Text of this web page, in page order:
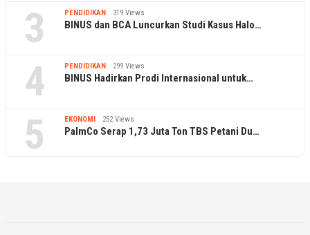
3 PENDIDIKAN 319 Views
BINUS dan BCA Luncurkan Studi Kasus Halo…
4 PENDIDIKAN 299 Views
BINUS Hadirkan Prodi Internasional untuk…
5 EKONOMI 252 Views
PalmCo Serap 1,73 Juta Ton TBS Petani Du…